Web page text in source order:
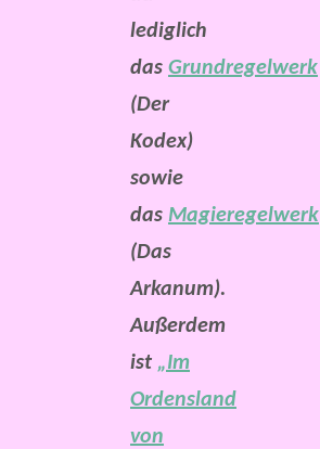
lediglich
das Grundregelwerk
(Der
Kodex)
sowie
das Magieregelwerk
(Das
Arkanum).
Außerdem
ist „Im
Ordensland
von